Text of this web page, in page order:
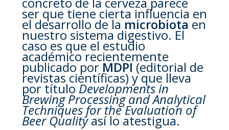
ser que tiene cierta influencia en
el desarrollo de lamicrobiotaen
nuestro sistema digestivo. El
caso es que el estudio
académico recientemente
publicado porMDPI(editorial de
revistas científicas) y que lleva
por títuloDevelopments in
Brewing Processing and Analytical
Techniques for the Evaluation of
Beer Qualityasí lo atestigua.